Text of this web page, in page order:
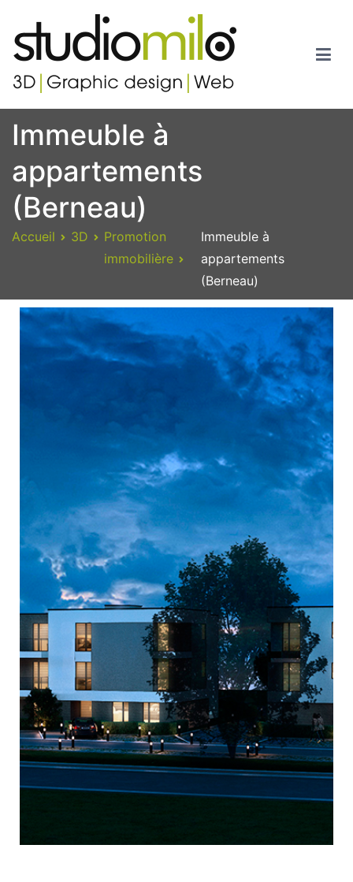
Studiomilo
Votre spécialiste en 3D, Images de synthèse, Graphic design et
Web
Immeuble à
appartements
(Berneau)
Accueil 3D
Promotion
immobilière
Immeuble à
appartements
(Berneau)